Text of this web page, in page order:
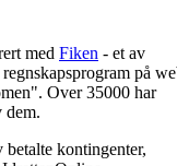
med Fiken - et av
på
Over 35000 har
dem.
kontingenter,